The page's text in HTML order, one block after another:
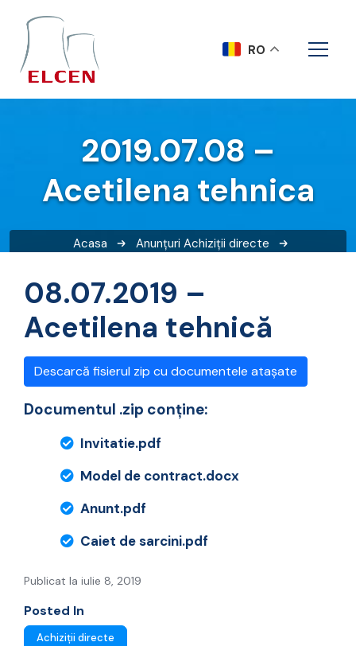
2019.07.08 –
Acetilena tehnica
Acasa Anunțuri Achiziții directe
08.07.2019 –
Acetilena tehnică
Descarcă fisierul zip cu documentele atașate
Documentul .zip conține:
Invitatie.pdf
Model de contract.docx
Anunt.pdf
Caiet de sarcini.pdf
Publicat la iulie 8, 2019
Posted In
Achiziții directe
RO